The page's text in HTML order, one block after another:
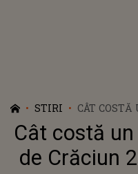
STIRI
CÂT
CRĂCIUN
Cât costă
de Crăciun